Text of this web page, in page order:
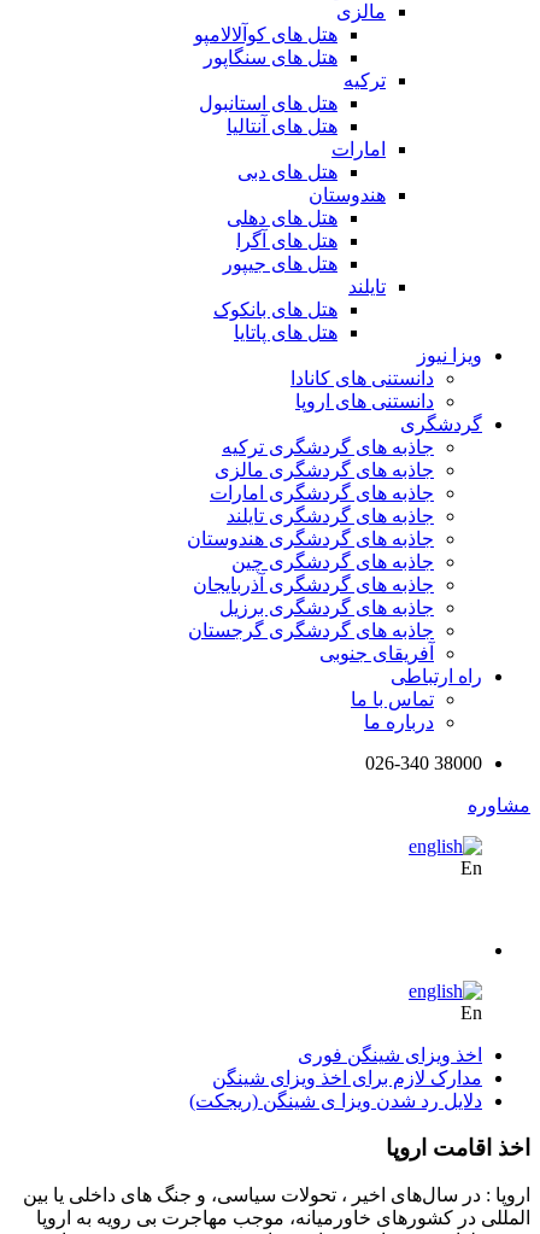
مالزی
هتل های کوآلالامپو
هتل های سنگاپور
ترکیه
هتل های استانبول
هتل های آنتالیا
امارات
هتل های دبی
هندوستان
هتل های دهلی
هتل های آگرا
هتل های جیپور
تایلند
هتل های بانکوک
هتل های پاتایا
ویزا نیوز
دانستنی های کانادا
دانستنی های اروپا
گردشگری
جاذبه های گردشگری ترکیه
جاذبه های گردشگری مالزی
جاذبه های گردشگری امارات
جاذبه های گردشگری تایلند
جاذبه های گردشگری هندوستان
جاذبه های گردشگری چین
جاذبه های گردشگری آذربایجان
جاذبه های گردشگری برزیل
جاذبه های گردشگری گرجستان
آفریقای جنوبی
راه ارتباطی
تماس با ما
درباره ما
38000 026-340
مشاوره
En
En
اخذ ویزای شینگن فوری
مدارک لازم برای اخذ ویزای شینگن
دلایل رد شدن ویزا ی شینگن (ریجکت)
اخذ اقامت اروپا
اروپا : در سال‌های اخیر ، تحولات سیاسی، و جنگ های داخلی یا بین
المللی در کشورهای خاورمیانه، موجب مهاجرت بی رویه به اروپا